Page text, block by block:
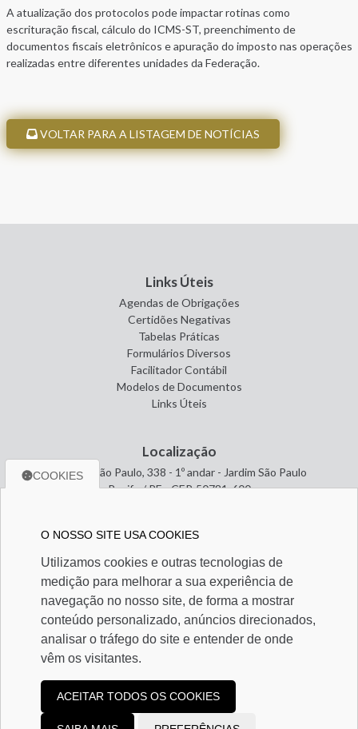
A atualização dos protocolos pode impactar rotinas como
escrituração fiscal, cálculo do ICMS-ST, preenchimento de
documentos fiscais eletrônicos e apuração do imposto nas operações
realizadas entre diferentes unidades da Federação.
VOLTAR PARA A LISTAGEM DE NOTÍCIAS
Links Úteis
Agendas de Obrigações
Certidões Negativas
Tabelas Práticas
Formulários Diversos
Facilitador Contábil
Modelos de Documentos
Links Úteis
Localização
Avenida São Paulo, 338 - 1º andar - Jardim São Paulo
Recife / PE - CEP. 50781-600
Entre em contato
(81) 98491-7304
(81) 98491-7304
contador@alscontabilidade.com.br
Redes Sociais
COOKIES
O NOSSO SITE USA COOKIES
Utilizamos cookies e outras tecnologias de
medição para melhorar a sua experiência de
navegação no nosso site, de forma a mostrar
conteúdo personalizado, anúncios direcionados,
analisar o tráfego do site e entender de onde
vêm os visitantes.
ACEITAR TODOS OS COOKIES